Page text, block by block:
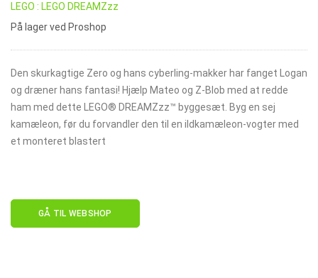
LEGO : LEGO DREAMZzz
På lager ved Proshop
Den skurkagtige Zero og hans cyberling-makker har fanget Logan
og dræner hans fantasi! Hjælp Mateo og Z-Blob med at redde
ham med dette LEGO® DREAMZzz™ byggesæt. Byg en sej
kamæleon, før du forvandler den til en ildkamæleon-vogter med
et monteret blastert
GÅ TIL WEBSHOP